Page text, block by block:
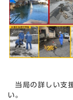
当局の詳しい支
い。